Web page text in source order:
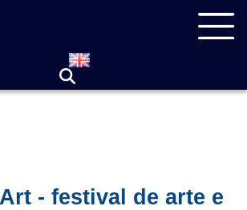
- festival de arte e